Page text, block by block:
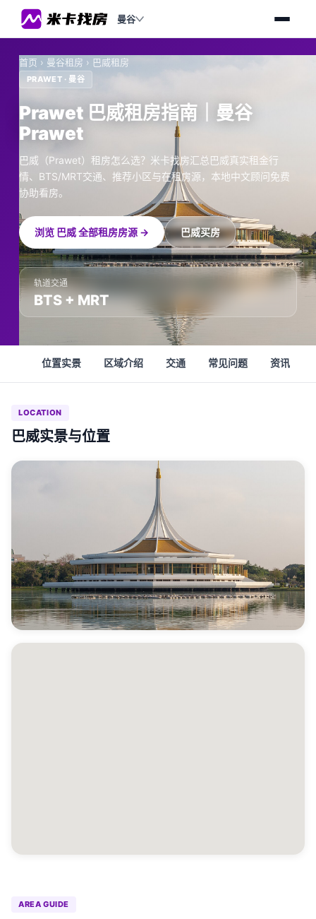
曼谷
首页 › 曼谷租房 › 巴威租房
PRAWET · 曼谷
Prawet 巴威租房指南｜曼谷
Prawet
巴威（Prawet）租房怎么选？米卡找房汇总巴威真实租金行
情、BTS/MRT交通、推荐小区与在租房源，本地中文顾问免费
协助看房。
浏览 巴威 全部租房房源 → 巴威买房
轨道交通
BTS + MRT
位置实景 区域介绍 交通 常见问题 资讯
LOCATION
巴威实景与位置
AREA GUIDE